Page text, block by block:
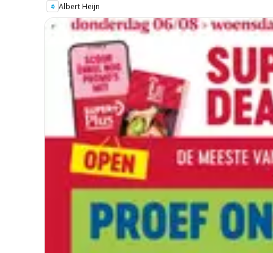
Albert Heijn